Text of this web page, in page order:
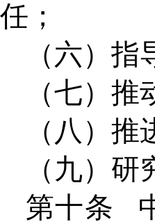
任；
（六）
（七）
（八）
（九）
第十条